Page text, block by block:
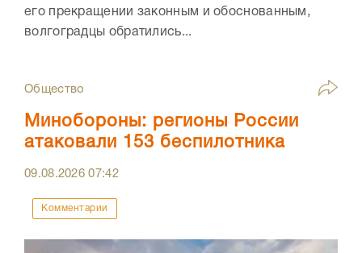
его прекращении законным и обоснованным,
волгоградцы обратились...
Общество
Минобороны: регионы России
атаковали 153 беспилотника
09.08.202607:42
Комментарии